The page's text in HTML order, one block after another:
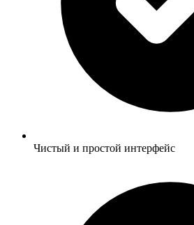
Чистый и простой интерфейс